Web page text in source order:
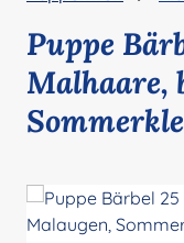
Puppe
Malhaare,